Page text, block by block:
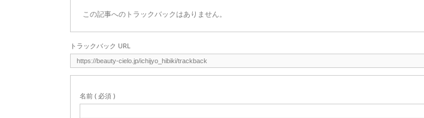
この記事へのトラックバックはありません。
トラックバック URL
名前 ( 必須 )